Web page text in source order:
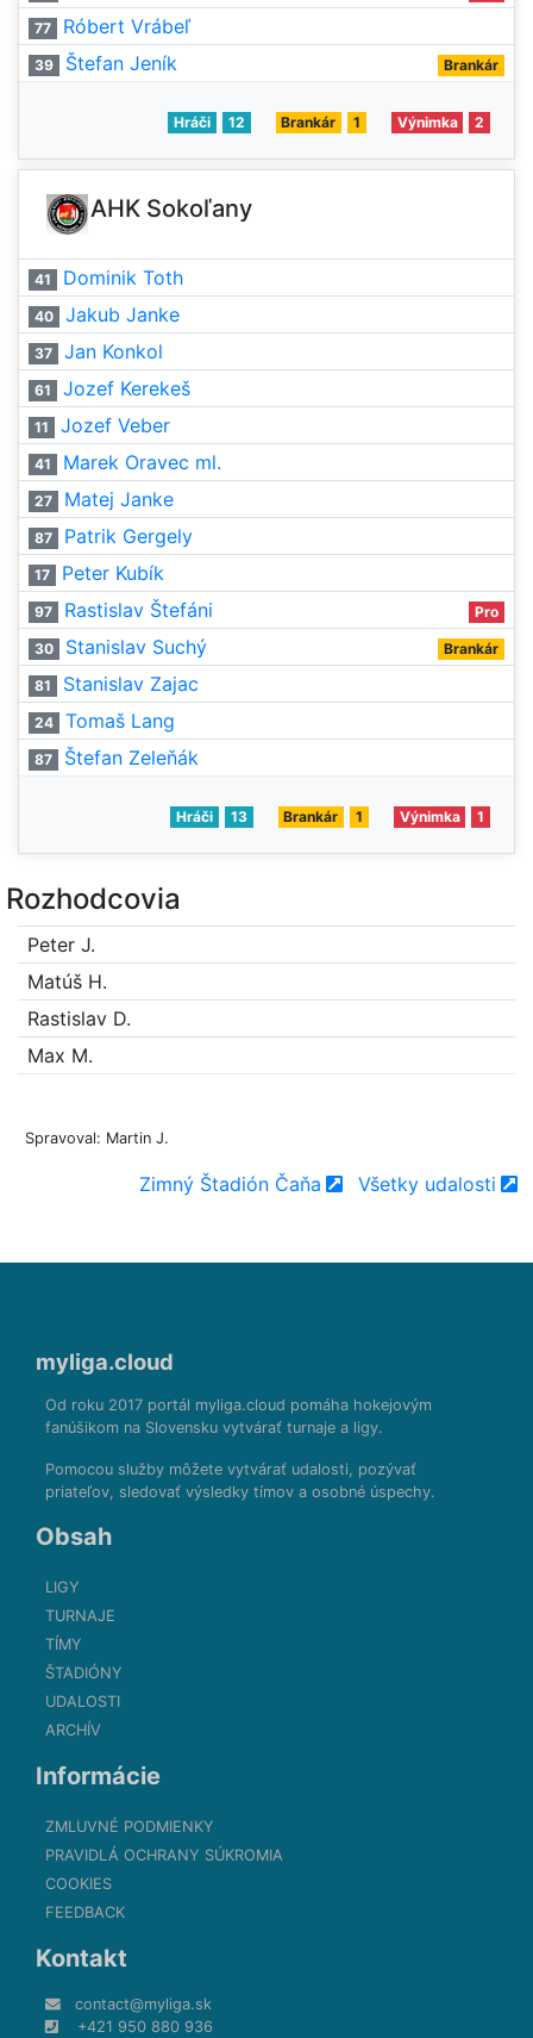
77 Róbert Vrábeľ
39 Štefan Jeník Brankár
Hráči 12 Brankár 1 Výnimka 2
AHK Sokoľany
41 Dominik Toth
40 Jakub Janke
37 Jan Konkol
61 Jozef Kerekeš
11 Jozef Veber
41 Marek Oravec ml.
27 Matej Janke
87 Patrik Gergely
17 Peter Kubík
97 Rastislav Štefáni Pro
30 Stanislav Suchý Brankár
81 Stanislav Zajac
24 Tomaš Lang
87 Štefan Zeleňák
Hráči 13 Brankár 1 Výnimka 1
Rozhodcovia
Peter J.
Matúš H.
Rastislav D.
Max M.
Spravoval: Martin J.
Zimný Štadión Čaňa Všetky udalosti
myliga.cloud
Od roku 2017 portál myliga.cloud pomáha hokejovým
fanúšikom na Slovensku vytvárať turnaje a ligy.
Pomocou služby môžete vytvárať udalosti, pozývať
priateľov, sledovať výsledky tímov a osobné úspechy.
Obsah
LIGY
TURNAJE
TÍMY
ŠTADIÓNY
UDALOSTI
ARCHÍV
Informácie
ZMLUVNÉ PODMIENKY
PRAVIDLÁ OCHRANY SÚKROMIA
COOKIES
FEEDBACK
Kontakt
contact@myliga.sk
+421 950 880 936